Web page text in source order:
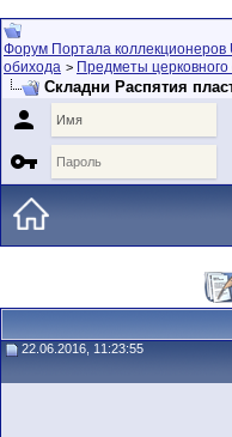
Форум Портала коллекционеров
обихода > Предметы
Складни Распятия


22.06.2016, 11:23:55